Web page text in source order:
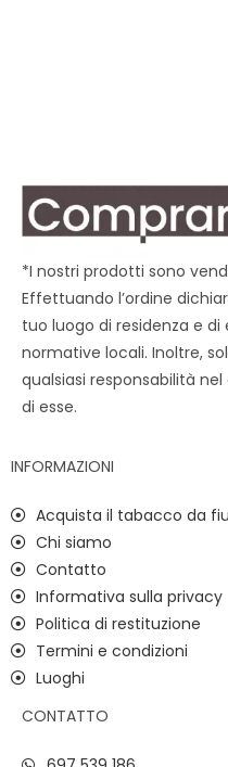
*I nostri prodotti sono
Effettuando l’ordine
tuo luogo di residenza e
normative locali. Inoltre,
qualsiasi responsabilità
di esse.
INFORMAZIONI
Acquista il tabacco da
Chi siamo
Contatto
Informativa sulla privacy
Politica di restituzione
Termini e condizioni
Luoghi
CONTATTO